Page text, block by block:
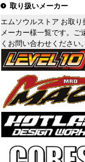
取り扱いメーカー
エムソウルストア お取り
メーカー様一覧です。ご
くお問い合わせください。